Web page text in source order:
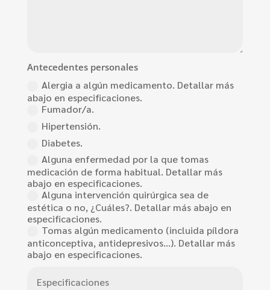
Antecedentes personales
Alergia a algún medicamento. Detallar más
abajo en especificaciones.
Fumador/a.
Hipertensión.
Diabetes.
Alguna enfermedad por la que tomas
medicación de forma habitual. Detallar más
abajo en especificaciones.
Alguna intervención quirúrgica sea de
estética o no, ¿Cuáles?. Detallar más abajo en
especificaciones.
Tomas algún medicamento (incluida píldora
anticonceptiva, antidepresivos...). Detallar más
abajo en especificaciones.